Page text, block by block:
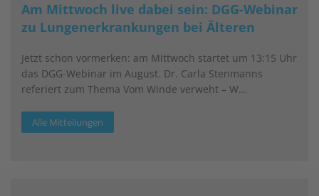
Am Mittwoch live dabei sein: DGG-Webinar
zu Lungenerkrankungen bei Älteren
Jetzt schon vormerken: am Mittwoch startet um 13:15 Uhr
das DGG-Webinar im August. Dr. Carla Stenmanns
referiert zum Thema Vom Winde verweht – W…
Alle Mitteilungen